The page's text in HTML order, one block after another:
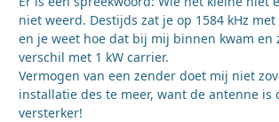
niet weerd. Destijds zat je op 1584 kHz
en je weet hoe dat bij mij binnen kwam en
verschil met 1 kW carrier.
Vermogen van een zender doet mij niet
installatie des te meer, want de antenne is
versterker!